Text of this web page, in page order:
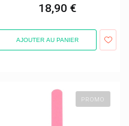
18,90 €
AJOUTER AU PANIER
PROMO